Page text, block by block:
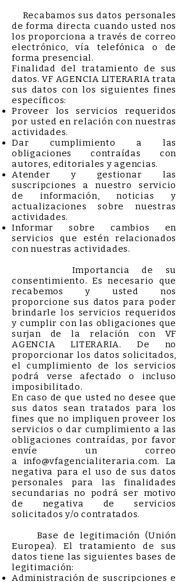
Recabamos sus datos personales
de forma directa cuando usted nos
los proporciona a través de correo
electrónico, vía telefónica o de
forma presencial.
Finalidad del tratamiento de sus
datos. VF AGENCIA LITERARIA trata
sus datos con los siguientes fines
específicos:
Proveer los servicios requeridos
por usted en relación con nuestras
actividades.
Dar cumplimiento a las
obligaciones contraídas con
autores, editoriales y agencias.
Atender y gestionar las
suscripciones a nuestro servicio
de información, noticias y
actualizaciones sobre nuestras
actividades.
Informar sobre cambios en
servicios que estén relacionados
con nuestras actividades.
Importancia de su
consentimiento. Es necesario que
recabemos y usted nos
proporcione sus datos para poder
brindarle los servicios requeridos
y cumplir con las obligaciones que
surjan de la relación con VF
AGENCIA LITERARIA. De no
proporcionar los datos solicitados,
el cumplimiento de los servicios
podrá verse afectado o incluso
imposibilitado.
En caso de que usted no desee que
sus datos sean tratados para los
fines que no impliquen proveer los
servicios o dar cumplimiento a las
obligaciones contraídas, por favor
envíe un correo
a info@vfagencialiteraria.com. La
negativa para el uso de sus datos
personales para las finalidades
secundarias no podrá ser motivo
de negativa de servicios
solicitados y/o contratados.
Base de legitimación (Unión
Europea). El tratamiento de sus
datos tiene las siguientes bases de
legitimación:
Administración de suscripciones e